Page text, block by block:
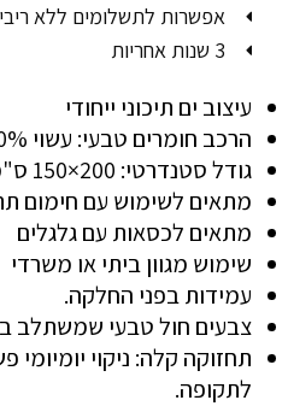
אפשרות לתשלומים ללא
3 שנות אחריות
עיצוב ים תיכוני ייחודי
הרכב חומרים טבעי: עשוי 70% ססיל ו-30% יוטה
גודל סטנדרטי: 200×150 ס"מ
מתאים לשימוש עם חימום
מתאים לכסאות עם גלגלים
שימוש מגוון ביתי או משרדי
עמידות בפני החלקה.
צבעים חול טבעי שמשתלב
תחזוקה קלה: ניקוי יומיומי
לתקופה.